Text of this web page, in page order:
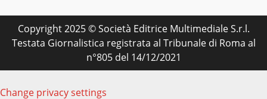
Copyright 2025 © Società Editrice Multimediale S.r.l.
Testata Giornalistica registrata al Tribunale di Roma al
n°805 del 14/12/2021
Change privacy settings